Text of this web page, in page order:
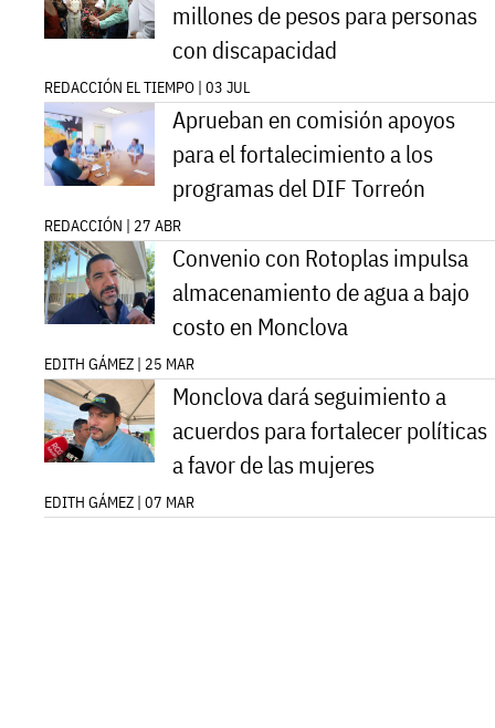
millones de pesos para personas
con discapacidad
REDACCIÓN EL TIEMPO | 03 JUL
Aprueban en comisión apoyos
para el fortalecimiento a los
programas del DIF Torreón
REDACCIÓN | 27 ABR
Convenio con Rotoplas impulsa
almacenamiento de agua a bajo
costo en Monclova
EDITH GÁMEZ | 25 MAR
Monclova dará seguimiento a
acuerdos para fortalecer políticas
a favor de las mujeres
EDITH GÁMEZ | 07 MAR